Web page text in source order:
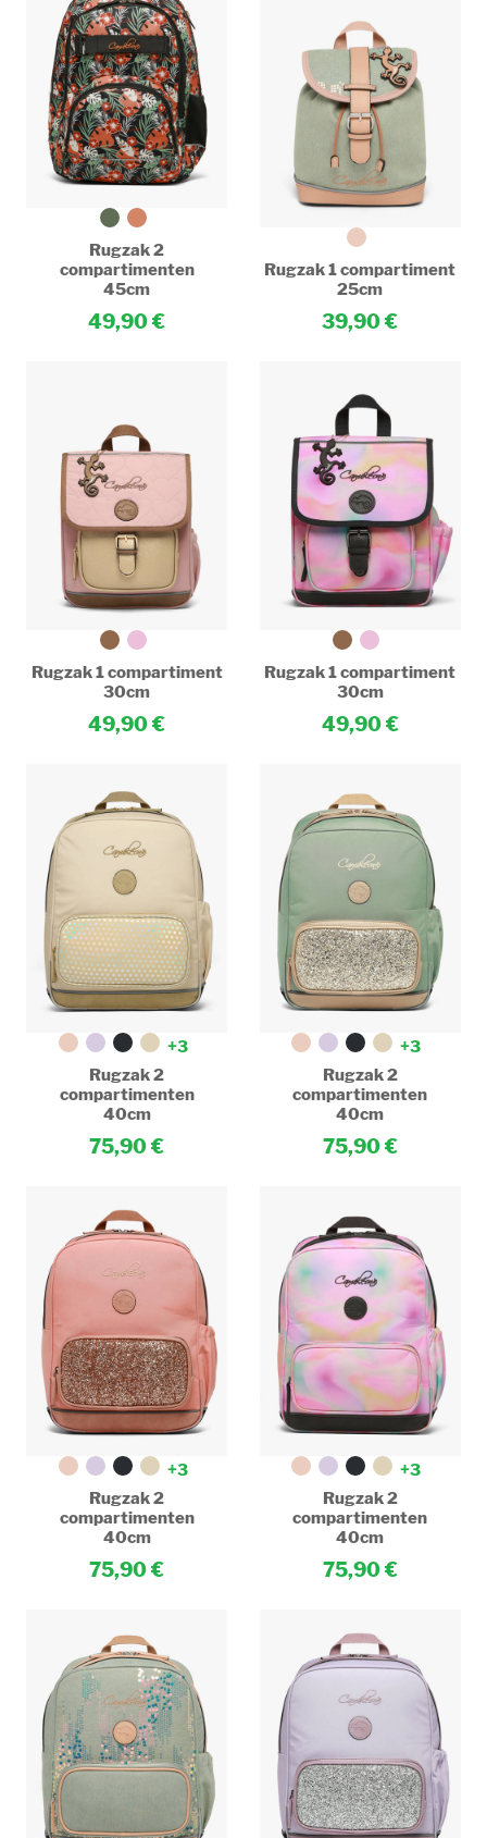
Rugzak 2
compartimenten
45cm
49,90
Rugzak 1 compartiment
25cm
39,90
Rugzak 1 compartiment
30cm
49,90
Rugzak 1 compartiment
30cm
49,90
+3
Rugzak 2
compartimenten
40cm
75,90
+3
Rugzak 2
compartimenten
40cm
75,90
+3
Rugzak 2
compartimenten
40cm
75,90
+3
Rugzak 2
compartimenten
40cm
75,90